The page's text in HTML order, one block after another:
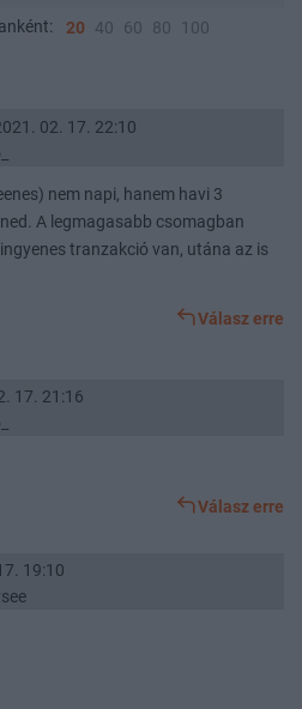
20 40 60 80 100
02. 17. 22:10
nem napi, hanem havi 3
A legmagasabb csomagban
tranzakció van, utána az is
Válasz erre
17. 21:16
Válasz erre
19:10